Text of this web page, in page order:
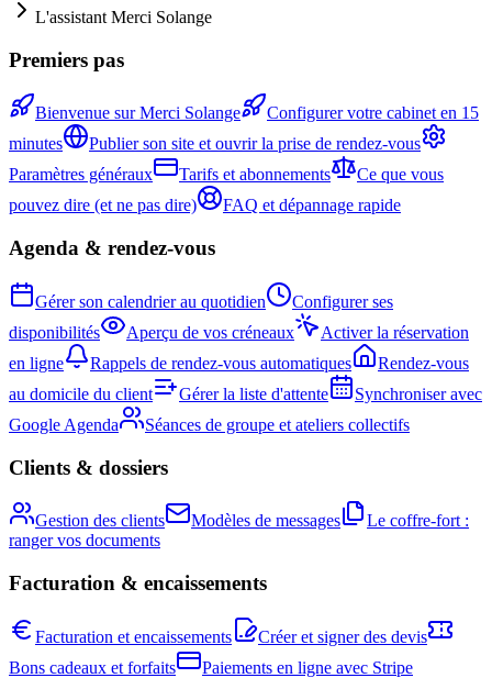
L'assistant Merci Solange
Premiers pas
Bienvenue sur Merci Solange
Configurer votre cabinet en 15
minutes
Publier son site et ouvrir la prise de rendez-vous
Paramètres généraux
Tarifs et abonnements
Ce que vous
pouvez dire (et ne pas dire)
FAQ et dépannage rapide
Agenda & rendez-vous
Gérer son calendrier au quotidien
Configurer ses
disponibilités
Aperçu de vos créneaux
Activer la réservation
en ligne
Rappels de rendez-vous automatiques
Rendez-vous
au domicile du client
Gérer la liste d'attente
Synchroniser avec
Google Agenda
Séances de groupe et ateliers collectifs
Clients & dossiers
Gestion des clients Modèles de messages
Le coffre-fort :
ranger vos documents
Facturation & encaissements
Facturation et encaissements
Créer et signer des devis
Bons cadeaux et forfaits
Paiements en ligne avec Stripe